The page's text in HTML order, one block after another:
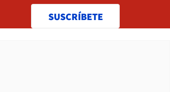
SUSCRÍBETE